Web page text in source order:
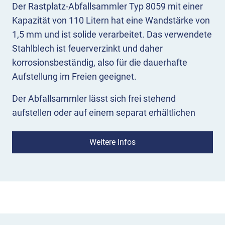
Der Rastplatz-Abfallsammler Typ 8059 mit einer
Kapazität von 110 Litern hat eine Wandstärke von
1,5 mm und ist solide verarbeitet. Das verwendete
Stahlblech ist feuerverzinkt und daher
korrosionsbeständig, also für die dauerhafte
Aufstellung im Freien geeignet.
Der Abfallsammler lässt sich frei stehend
aufstellen oder auf einem separat erhältlichen
dem Boden benötigen Sie den Montagesatz 7304-
07, zur Befestigung auf einem Betonsockel den
Weitere Infos